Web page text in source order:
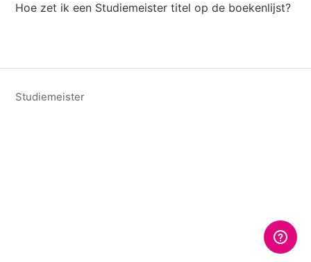
Hoe zet ik een Studiemeister titel op de boekenlijst?
Studiemeister